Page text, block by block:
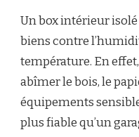
Un box intérieur
biens contre
température. En
abîmer le bois, le
équipements
plus fiable qu’un